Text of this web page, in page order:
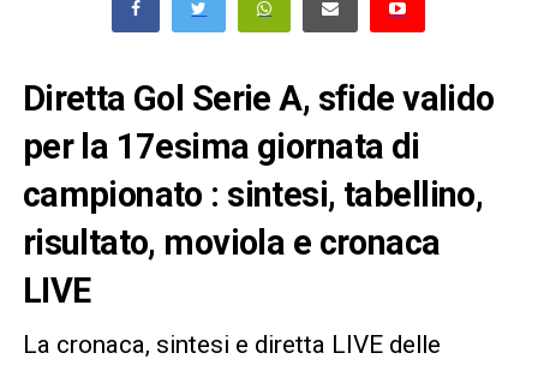
Diretta Gol Serie A, sfide valido
per la 17esima giornata di
campionato : sintesi, tabellino,
risultato, moviola e cronaca
LIVE
La cronaca, sintesi e diretta LIVE delle